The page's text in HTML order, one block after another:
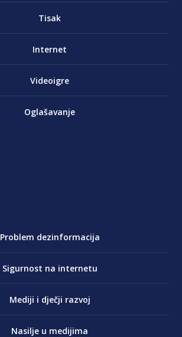
Tisak
Internet
Videoigre
Oglašavanje
Problem dezinformacija
Sigurnost na internetu
Mediji i dječji razvoj
Nasilje u medijima